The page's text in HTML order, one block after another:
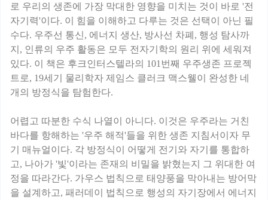
로 우리의 생존에 가장 막대한 영향을 미치는 것이 바로 '전
자기력'이다. 이 힘을 이해하고 다루는 것은 선택이 아닌 필
수다. 우주선 통신, 에너지 생산, 방사선 차폐, 행성 탐사까
지, 인류의 우주 활동은 모두 전자기학의 원리 위에 세워져
있다. 이 책은 후크인터스텔라의 101번째 우주생존 프로젝
트로, 19세기 물리학자 제임스 클러크 맥스웰이 완성한 네
개의 방정식을 탐험한다.
어렵고 따분한 수식 나열이 아니다. 이것은 우주라는 거친
바다를 항해하는 '우주 해적'들을 위한 생존 지침서이자 무
기 매뉴얼이다. 각 방정식이 어떻게 전기와 자기를 통합하
고, 나아가 '빛'이라는 존재의 비밀을 밝혔는지 그 위대한 여
정을 따라간다. 가우스 법칙으로 태양풍을 막아내는 방어막
을 설계하고, 패러데이 법칙으로 행성의 자기장에서 에너지